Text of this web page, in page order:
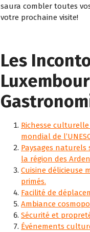
saura combler toutes
votre prochaine visite!
Les
Richesse
mondial de
Paysages
la région des
Cuisine délicieuse
primés.
Facilité de
Ambiance
Sécurité et
Événements